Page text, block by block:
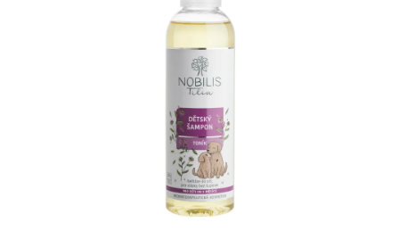
hvězdiček.